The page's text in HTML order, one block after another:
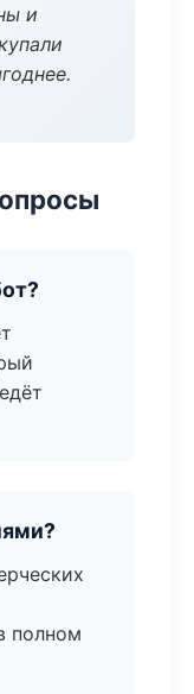
и
полном